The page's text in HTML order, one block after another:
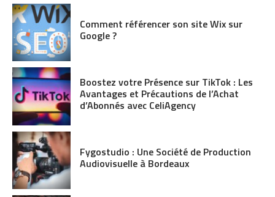
Comment référencer son site Wix sur
Google ?
Boostez votre Présence sur TikTok : Les
Avantages et Précautions de l’Achat
d’Abonnés avec CeliAgency
Fygostudio : Une Société de Production
Audiovisuelle à Bordeaux